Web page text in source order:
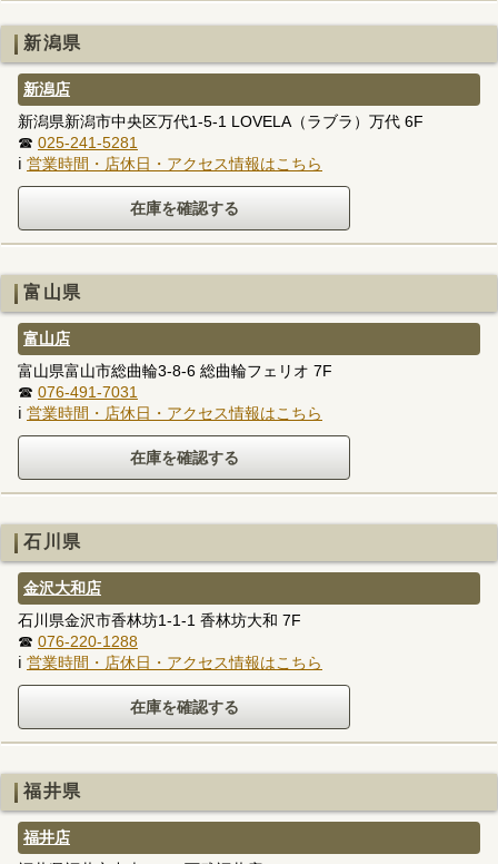
新潟県
新潟店
新潟県新潟市中央区万代1-5-1 LOVELA（ラブラ）万代 6F
☎ 025-241-5281
ℹ 営業時間・店休日・アクセス情報はこちら
富山県
富山店
富山県富山市総曲輪3-8-6 総曲輪フェリオ 7F
☎ 076-491-7031
ℹ 営業時間・店休日・アクセス情報はこちら
石川県
金沢大和店
石川県金沢市香林坊1-1-1 香林坊大和 7F
☎ 076-220-1288
ℹ 営業時間・店休日・アクセス情報はこちら
福井県
福井店